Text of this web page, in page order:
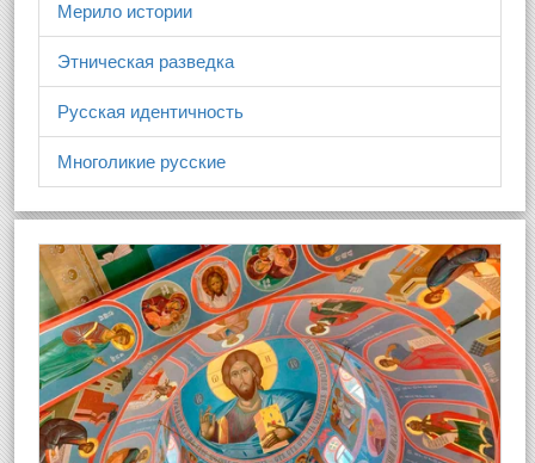
Мерило истории
Этническая разведка
Русская идентичность
Многоликие русские